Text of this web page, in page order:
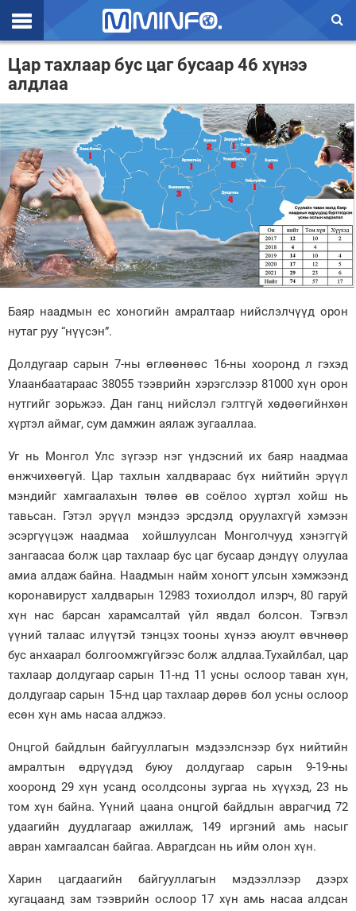
Эхлэл
Цаг агаар
Валют ханш
Улс төр
Эдийн засаг
Үзэл бодол
Спорт
Нийгэм
Дэлхий
Зурхай
Цар тахлаар бус цаг бусаар 46 хүнээ
алдлаа
Баяр наадмын ес хоногийн амралтаар нийслэлчүүд орон
нутаг руу “нүүсэн”.
Долдугаар сарын 7-ны өглөөнөөс 16-ны хооронд л гэхэд
Улаанбаатараас 38055 тээврийн хэрэгслээр 81000 хүн орон
нутгийг зорьжээ. Дан ганц нийслэл гэлтгүй хөдөөгийнхөн
хүртэл аймаг, сум дамжин аялаж зугааллаа.
Уг нь Монгол Улс зүгээр нэг үндэсний их баяр наадмаа
өнжчихөөгүй. Цар тахлын халдвараас бүх нийтийн эрүүл
мэндийг хамгаалахын төлөө өв соёлоо хүртэл хойш нь
тавьсан. Гэтэл эрүүл мэндээ эрсдэлд оруулахгүй хэмээн
эсэргүүцэж наадмаа хойшлуулсан Монголчууд хэнэггүй
зангаасаа болж цар тахлаар бус цаг бусаар дэндүү олуулаа
амиа алдаж байна. Наадмын найм хоногт улсын хэмжээнд
коронавируст халдварын 12983 тохиолдол илэрч, 80 гаруй
хүн нас барсан харамсалтай үйл явдал болсон. Тэгвэл
үүний талаас илүүтэй тэнцэх тооны хүнээ аюулт өвчнөөр
бус анхаарал болгоомжгүйгээс болж алдлаа.Тухайлбал, цар
тахлаар долдугаар сарын 11-нд 11 усны ослоор таван хүн,
долдугаар сарын 15-нд цар тахлаар дөрөв бол усны ослоор
есөн хүн амь насаа алджээ.
Онцгой байдлын байгууллагын мэдээлснээр бүх нийтийн
амралтын өдрүүдэд буюу долдугаар сарын 9-19-ны
хооронд 29 хүн усанд осолдсоны зургаа нь хүүхэд, 23 нь
том хүн байна. Үүний цаана онцгой байдлын аврагчид 72
удаагийн дуудлагаар ажиллаж, 149 иргэний амь насыг
авран хамгаалсан байгаа. Аврагдсан нь ийм олон хүн.
Харин цагдаагийн байгууллагын мэдээллээр дээрх
хугацаанд зам тээврийн ослоор 17 хүн амь насаа алдсан